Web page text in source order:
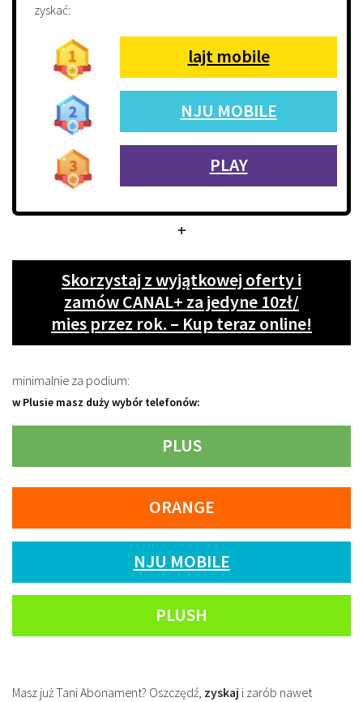
zyskać:
lajt mobile
NJU MOBILE
PLAY
+
Skorzystaj z wyjątkowej oferty i
zamów CANAL+ za jedyne 10zł/
mies przez rok. – Kup teraz online!
minimalnie za podium:
w Plusie masz duży wybór telefonów:
PLUS
ORANGE
NJU MOBILE
PLUSH
Masz już Tani Abonament? Oszczędź, zyskaj i zarób nawet